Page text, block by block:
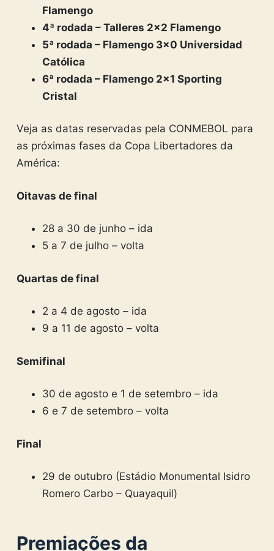
Flamengo
4ª rodada – Talleres 2×2 Flamengo
5ª rodada – Flamengo 3×0 Universidad
Católica
6ª rodada – Flamengo 2×1 Sporting
Cristal
Veja as datas reservadas pela CONMEBOL para
as próximas fases da Copa Libertadores da
América:
Oitavas de final
28 a 30 de junho – ida
5 a 7 de julho – volta
Quartas de final
2 a 4 de agosto – ida
9 a 11 de agosto – volta
Semifinal
30 de agosto e 1 de setembro – ida
6 e 7 de setembro – volta
Final
29 de outubro (Estádio Monumental Isidro
Romero Carbo – Quayaquil)
Premiações da